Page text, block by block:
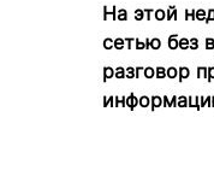
На этой
сетью без
разговор